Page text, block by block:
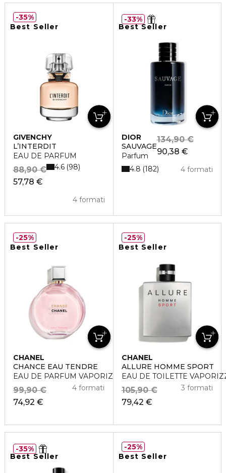
Best Seller
GIVENCHY
L’INTERDIT
EAU DE PARFUM
57,78 €
88,90 €
4 formati
4.6 98
35%
Best Seller
DIOR
SAUVAGE
Parfum
90,38 €
134,90 €
4 formati
4.8 182
33%
Best Seller
CHANEL
CHANCE EAU TENDRE
EAU DE PARFUM VAPORIZZATORE
74,92 €
99,90 € 4 formati
25%
Best Seller
CHANEL
ALLURE HOMME SPORT
EAU DE TOILETTE
79,42 €
105,90 € 3 formati
25%
Best Seller
35%
Best Seller
25%